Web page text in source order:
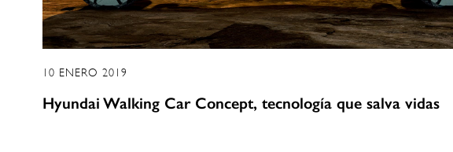
10 ENERO 2019
Hyundai Walking Car Concept, tecnología que salva vidas